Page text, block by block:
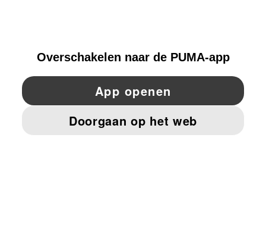
YouTube Twitter
BEDRIJFSGEGEVENS EN JURIDISCHE GEGEVENS